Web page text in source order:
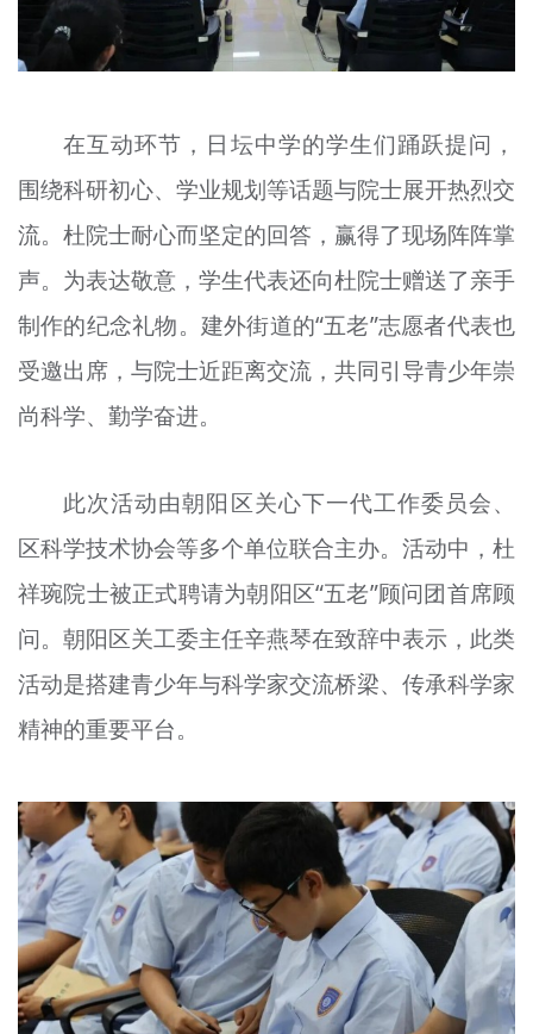
在互动环节，日坛中学的学生们踊跃提问，
围绕科研初心、学业规划等话题与院士展开热烈交
流。杜院士耐心而坚定的回答，赢得了现场阵阵掌
声。为表达敬意，学生代表还向杜院士赠送了亲手
制作的纪念礼物。建外街道的“五老”志愿者代表也
受邀出席，与院士近距离交流，共同引导青少年崇
尚科学、勤学奋进。
此次活动由朝阳区关心下一代工作委员会、
区科学技术协会等多个单位联合主办。活动中，杜
祥琬院士被正式聘请为朝阳区“五老”顾问团首席顾
问。朝阳区关工委主任辛燕琴在致辞中表示，此类
活动是搭建青少年与科学家交流桥梁、传承科学家
精神的重要平台。